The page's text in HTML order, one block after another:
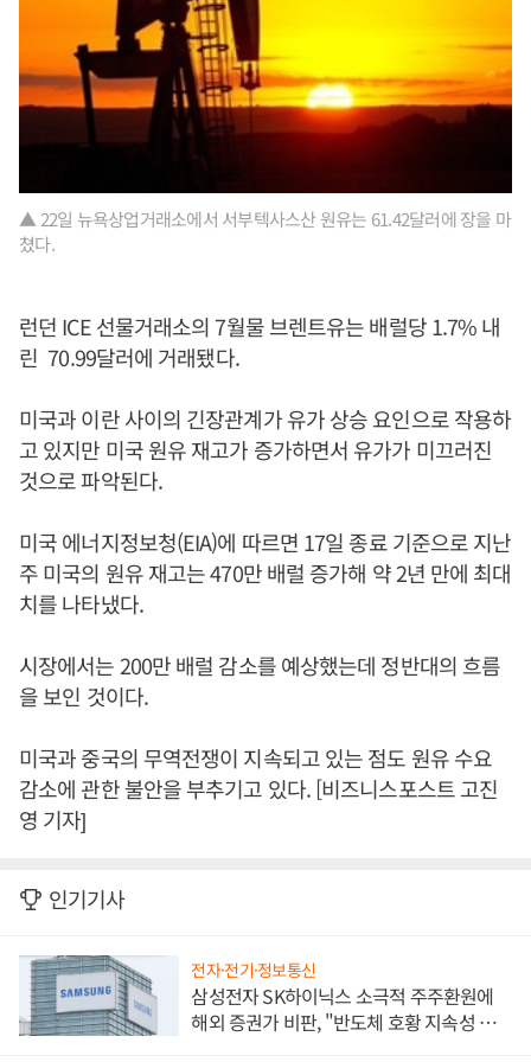
▲ 22일 뉴욕상업거래소에서 서부텍사스산 원유는 61.42달러에 장을 마
쳤다.
런던 ICE 선물거래소의 7월물 브렌트유는 배럴당 1.7% 내
린 70.99달러에 거래됐다.
미국과 이란 사이의 긴장관계가 유가 상승 요인으로 작용하
고 있지만 미국 원유 재고가 증가하면서 유가가 미끄러진
것으로 파악된다.
미국 에너지정보청(EIA)에 따르면 17일 종료 기준으로 지난
주 미국의 원유 재고는 470만 배럴 증가해 약 2년 만에 최대
치를 나타냈다.
시장에서는 200만 배럴 감소를 예상했는데 정반대의 흐름
을 보인 것이다.
미국과 중국의 무역전쟁이 지속되고 있는 점도 원유 수요
감소에 관한 불안을 부추기고 있다. [비즈니스포스트 고진
영 기자]
인기기사
전자·전기·정보통신
삼성전자 SK하이닉스 소극적 주주환원에
해외 증권가 비판, "반도체 호황 지속성 의